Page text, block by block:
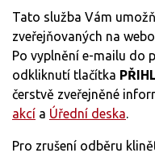
Tato služba Vám
zveřejňovaných na
Po vyplnění e-mailu do
odkliknutí tlačítka
čerstvě zveřejněné
akcí a Úřední deska.
Pro zrušení odběru